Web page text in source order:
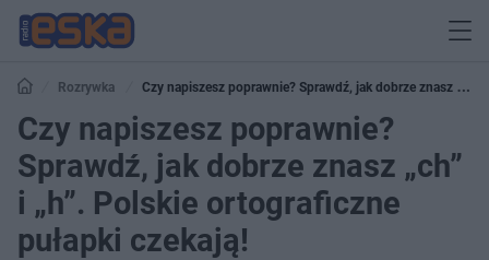
Rozrywka
Czy napiszesz poprawnie? Sprawdź, jak dobrze znasz „ch”
i „h”. Polskie ortograficzne pułapki czekają!
Czy napiszesz poprawnie?
Sprawdź, jak dobrze znasz „ch”
i „h”. Polskie ortograficzne
pułapki czekają!